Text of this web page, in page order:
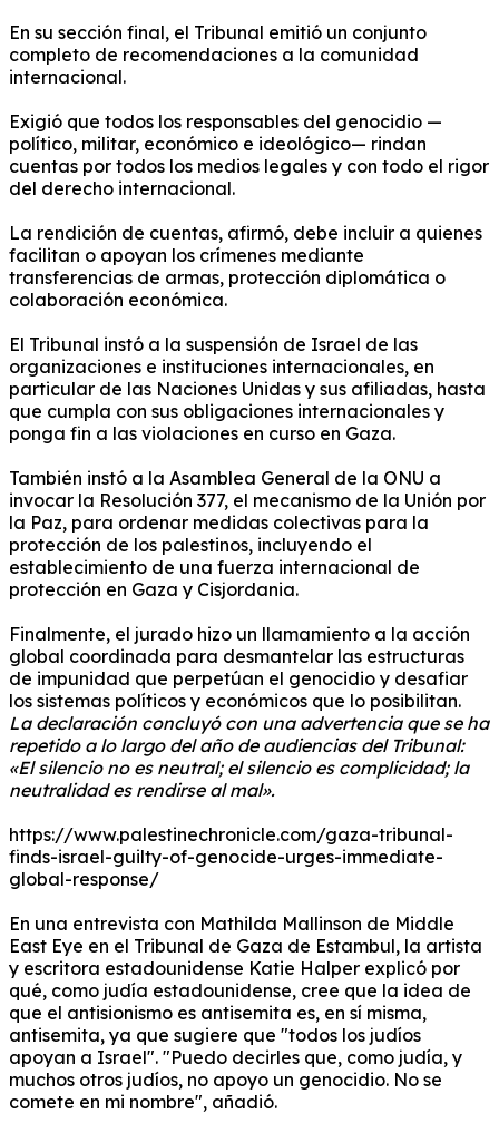
En su sección final, el Tribunal emitió un conjunto
completo de recomendaciones a la comunidad
internacional.
Exigió que todos los responsables del genocidio —
político, militar, económico e ideológico— rindan
cuentas por todos los medios legales y con todo el rigor
del derecho internacional.
La rendición de cuentas, afirmó, debe incluir a quienes
facilitan o apoyan los crímenes mediante
transferencias de armas, protección diplomática o
colaboración económica.
El Tribunal instó a la suspensión de Israel de las
organizaciones e instituciones internacionales, en
particular de las Naciones Unidas y sus afiliadas, hasta
que cumpla con sus obligaciones internacionales y
ponga fin a las violaciones en curso en Gaza.
También instó a la Asamblea General de la ONU a
invocar la Resolución 377, el mecanismo de la Unión por
la Paz, para ordenar medidas colectivas para la
protección de los palestinos, incluyendo el
establecimiento de una fuerza internacional de
protección en Gaza y Cisjordania.
Finalmente, el jurado hizo un llamamiento a la acción
global coordinada para desmantelar las estructuras
de impunidad que perpetúan el genocidio y desafiar
los sistemas políticos y económicos que lo posibilitan.
La declaración concluyó con una advertencia que se ha
repetido a lo largo del año de audiencias del Tribunal:
«El silencio no es neutral; el silencio es complicidad; la
neutralidad es rendirse al mal».
https://www.palestinechronicle.com/gaza-tribunal-
finds-israel-guilty-of-genocide-urges-immediate-
global-response/
En una entrevista con Mathilda Mallinson de Middle
East Eye en el Tribunal de Gaza de Estambul, la artista
y escritora estadounidense Katie Halper explicó por
qué, como judía estadounidense, cree que la idea de
que el antisionismo es antisemita es, en sí misma,
antisemita, ya que sugiere que "todos los judíos
apoyan a Israel". "Puedo decirles que, como judía, y
muchos otros judíos, no apoyo un genocidio. No se
comete en mi nombre", añadió.